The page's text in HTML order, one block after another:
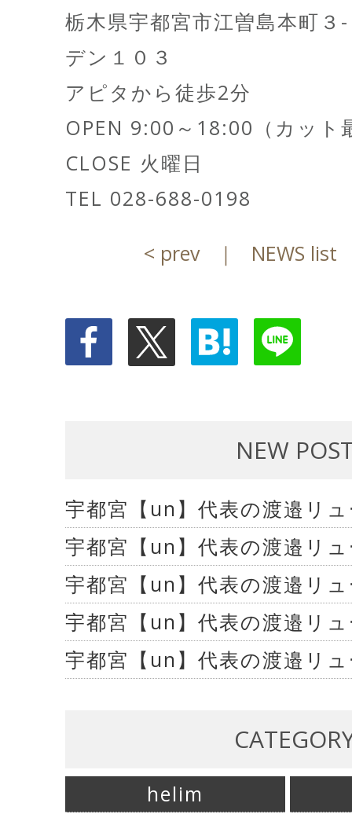
栃木県宇都宮市江曽島本町
デン１０３
アピタから徒歩2分
OPEN 9:00～18:00（カット
CLOSE 火曜日
TEL 028-688-0198
< prev｜ NEWS list
NEW
宇都宮【un】代表の渡邉リ
宇都宮【un】代表の渡邉リ
宇都宮【un】代表の渡邉リ
宇都宮【un】代表の渡邉リ
宇都宮【un】代表の渡邉リ
helim